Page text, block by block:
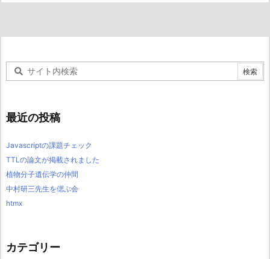
最近の投稿
Javascriptの課題チェック
TTLの論文が掲載されました
植物分子遺伝学の仲間
中村研三先生を偲ぶ会
htmx
カテゴリー